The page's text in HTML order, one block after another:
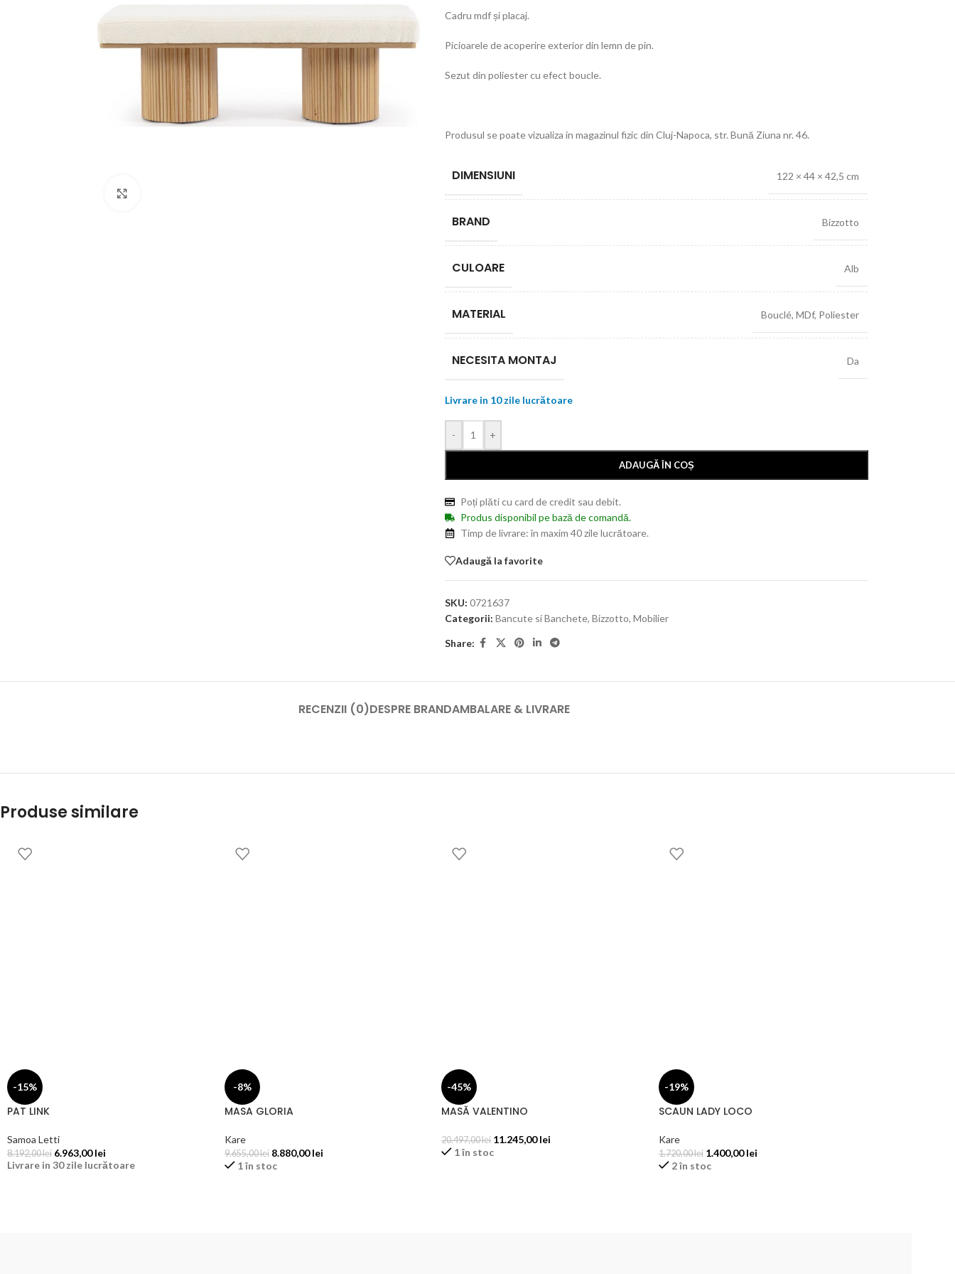
Cadru mdf și placaj.
Picioarele de acoperire exterior din lemn de pin.
Sezut din poliester cu efect boucle.
Produsul se poate vizualiza in magazinul fizic din Cluj-Napoca, str. Bună Ziuna nr. 46.
DIMENSIUNI 122 × 44 × 42,5 cm
BRAND Bizzotto
CULOARE Alb
MATERIAL Bouclé, MDf, Poliester
NECESITA MONTAJ Da
Livrare in 10 zile lucrătoare
- +
ADAUGĂ ÎN COȘ
Poți plăti cu card de credit sau debit.
Produs disponibil pe bază de comandă.
Timp de livrare: în maxim 40 zile lucrătoare.
Adaugă la favorite
SKU: 0721637
Categorii: Bancute si Banchete, Bizzotto, Mobilier
Share:
RECENZII (0)DESPRE BRANDAMBALARE & LIVRARE
Produse similare
-15%
PAT LINK
Samoa Letti
8.192,00lei 6.963,00lei
Livrare in 30 zile lucrătoare
-8%
MASA GLORIA
Kare
9.655,00lei 8.880,00lei
1 în stoc
-45%
MASĂ VALENTINO
20.497,00lei 11.245,00lei
1 în stoc
-19%
SCAUN LADY LOCO
Kare
1.720,00lei 1.400,00lei
2 în stoc